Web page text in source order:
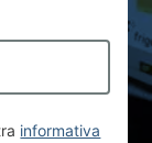
informativa